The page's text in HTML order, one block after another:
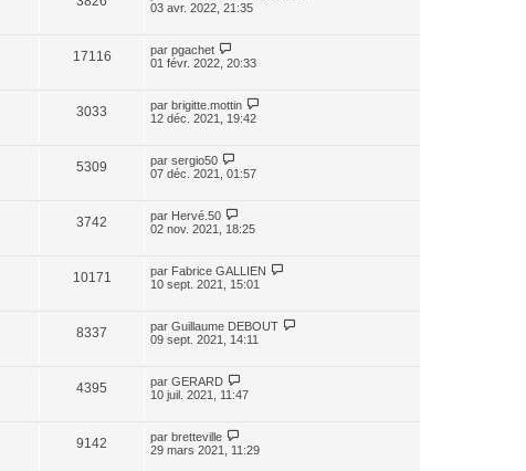
03 avr. 2022, 21:35
17116 par pgachet
01 févr. 2022, 20:33
3033 par brigitte.mottin
12 déc. 2021, 19:42
5309 par sergio50
07 déc. 2021, 01:57
3742 par Hervé.50
02 nov. 2021, 18:25
10171 par Fabrice GALLIEN
10 sept. 2021, 15:01
8337 par Guillaume DEBOUT
09 sept. 2021, 14:11
4395 par GERARD
10 juil. 2021, 11:47
9142 par bretteville
29 mars 2021, 11:29